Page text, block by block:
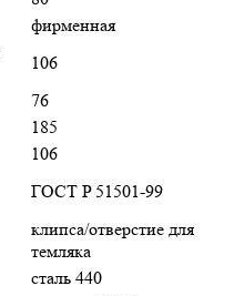
фирменная
106
76
185
106
ГОСТ P 51501-99
клипса/отверстие для
темляка
сталь 440